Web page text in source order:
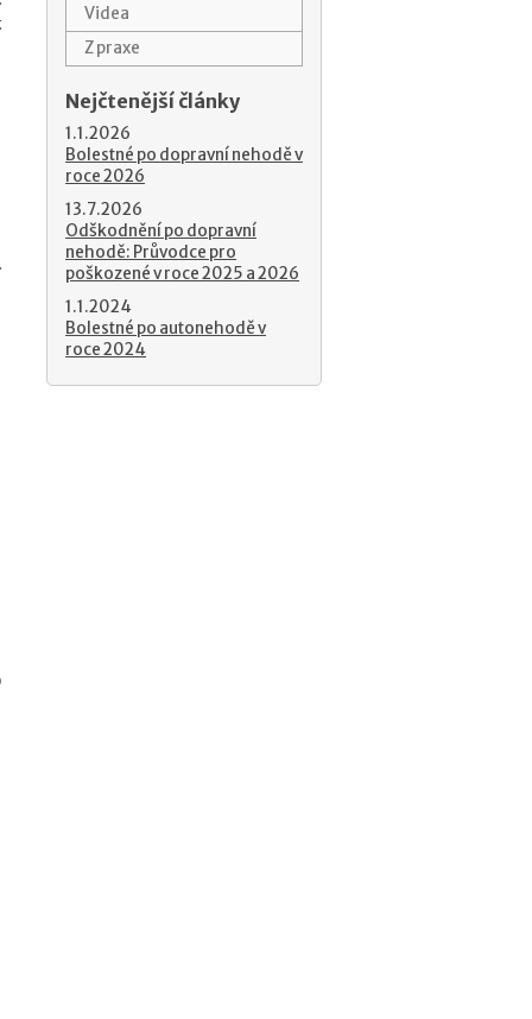
Videa
Z praxe
Nejčtenější články
1.1.2026
Bolestné po dopravní nehodě v
roce 2026
13.7.2026
Odškodnění po dopravní
nehodě: Průvodce pro
poškozené v roce 2025 a 2026
1.1.2024
Bolestné po autonehodě v
roce 2024